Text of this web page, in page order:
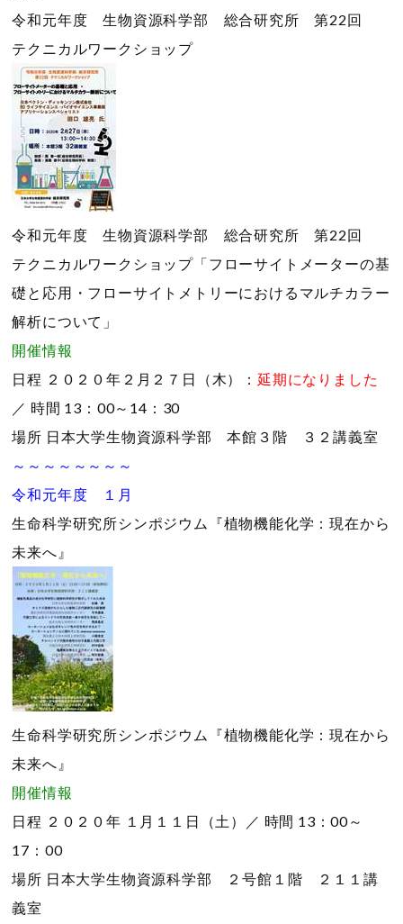
令和元年度 生物資源科学部 総合研究所 第22回
テクニカルワークショップ
令和元年度 生物資源科学部 総合研究所 第22回
テクニカルワークショップ「フローサイトメーターの基
礎と応用・フローサイトメトリーにおけるマルチカラー
解析について」
開催情報
日程 ２０２０年２月２７日（木）：延期になりました
／ 時間 13：00～14：30
場所 日本大学生物資源科学部 本館３階 ３２講義室
～～～～～～～～
令和元年度 １月
生命科学研究所シンポジウム『植物機能化学：現在から
未来へ』
生命科学研究所シンポジウム『植物機能化学：現在から
未来へ』
開催情報
日程 ２０２０年 １月１１日（土）／ 時間 13：00～
17：00
場所 日本大学生物資源科学部 ２号館１階 ２１１講
義室